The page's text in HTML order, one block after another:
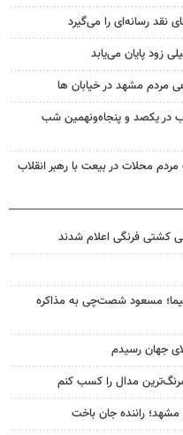
رسانه‌ای را می‌گیرد
زود پایان می‌یابد
مردم مشهد در خیابان ها
در یکصد و پنجاه‌ونهمین شب
کشتی فرنگی اعلام شدند
مسعود شصت‌چی به مذاکره
جهان رسیدم
مدال را کسب کنم
مشهد؛ راننده جان باخت